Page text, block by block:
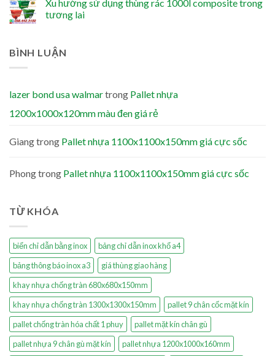
Xu hướng sử dụng thùng rác 1000l composite trong
tương lai
BÌNH LUẬN
lazer bond usa walmartrong Pallet nhựa
1200x1000x120mm màu đen giá rẻ
Giangtrong Pallet nhựa 1100x1100x150mm giá cực sốc
Phongtrong Pallet nhựa 1100x1100x150mm giá cực sốc
TỪ KHÓA
biển chỉ dẫn bằng inox
bảng chỉ dẫn inox khổ a4
bảng thông báo inox a3
giá thùng giao hàng
khay nhựa chống tràn 680x680x150mm
khay nhựa chống tràn 1300x1300x150mm
pallet 9 chân cốc mặt kín
pallet chống tràn hóa chất 1 phuy
pallet mặt kín chân gù
pallet nhựa 9 chân gù mặt kín
pallet nhựa 1200x1000x160mm